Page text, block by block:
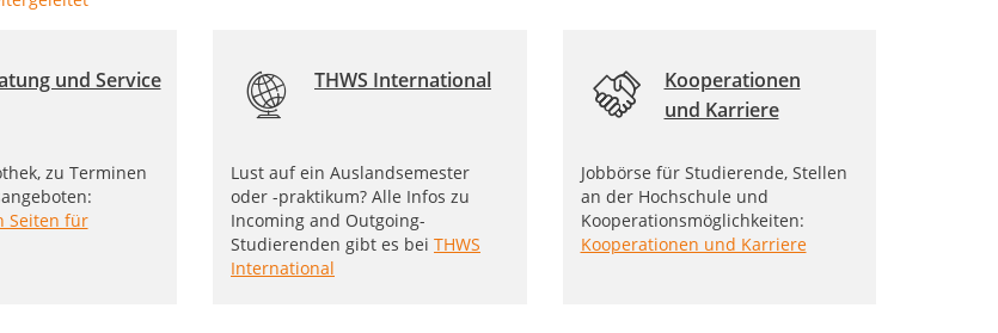
und Service
zu Terminen
Seiten für
THWS International
Lust auf ein Auslandsemester
oder -praktikum? Alle Infos zu
Incoming and Outgoing-
Studierenden gibt es bei THWS
International
Kooperationen
und Karriere
Jobbörse für Studierende, Stellen
an der Hochschule und
Kooperationsmöglichkeiten:
Kooperationen und Karriere